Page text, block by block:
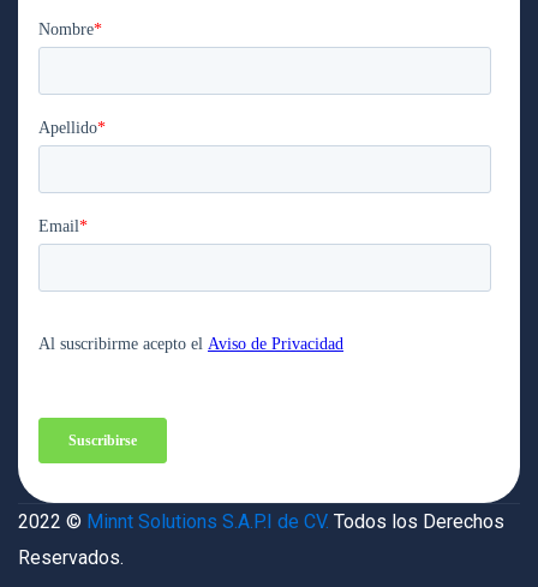
2022 © Minnt Solutions S.A.P.I de CV. Todos los Derechos
Reservados.